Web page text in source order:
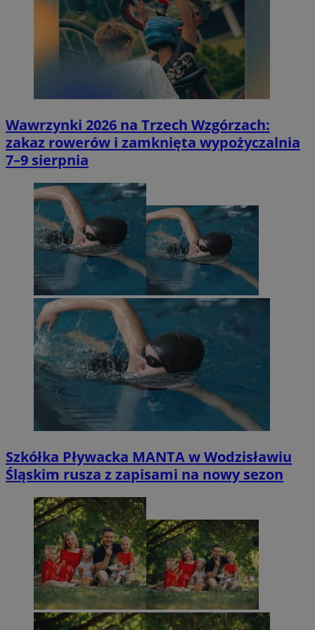
Wawrzynki 2026 na Trzech Wzgórzach:
zakaz rowerów i zamknięta wypożyczalnia
7–9 sierpnia
Szkółka Pływacka MANTA w Wodzisławiu
Śląskim rusza z zapisami na nowy sezon